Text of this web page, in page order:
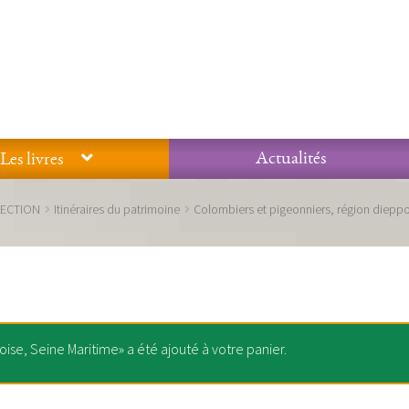
Les livres
Actualités
Itinéraires du patrimoine Colombiers et pigeonniers, région
Seine Maritime» a été ajouté à votre panier.